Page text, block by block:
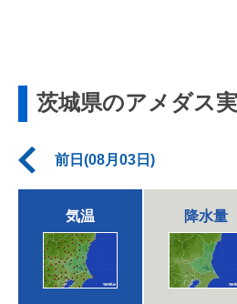
茨城県のアメダス
前日(08月03日)
気温 降水量